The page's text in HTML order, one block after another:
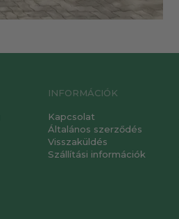
INFORMÁCIÓK
Kapcsolat
Általános szerződés
Visszaküldés
Szállítási információk